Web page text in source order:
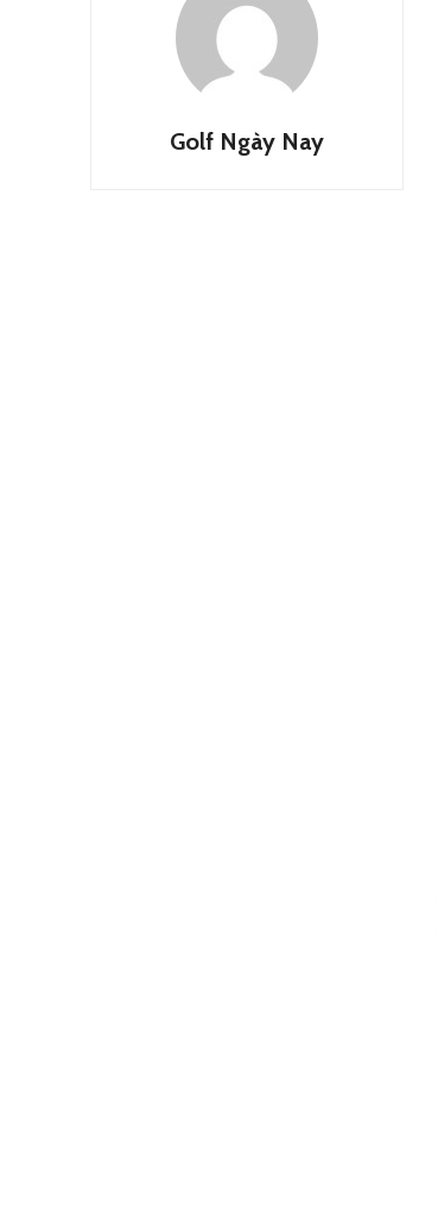
Golf Ngày Nay